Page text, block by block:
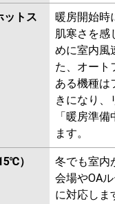
PA-P63L7SGNB
PA-P63L7SGA PA-
PA-P63L7SGN PA-
P63L6SGB PA-
P63L6SGA
PA-
P63L6SGN
ットス
暖房開始時
肌寒さを感
めに室内風
た、オート
ある機種は
きになり、
「暖房準
ます。
）
冬でも室内
会場やOA
に対応し